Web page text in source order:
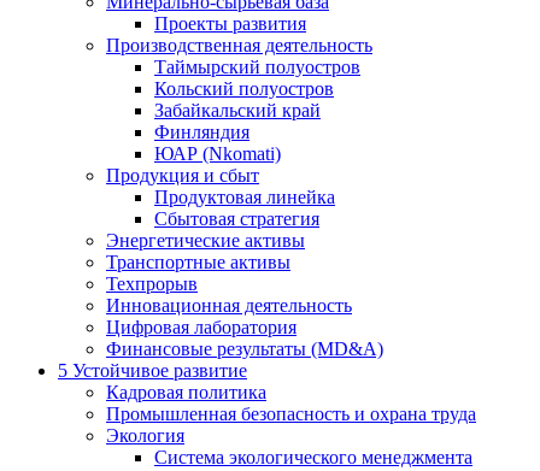
Проекты развития
Производственная деятельность
Таймырский полуостров
Кольский полуостров
Забайкальский край
Финляндия
ЮАР (Nkomati)
Продукция и сбыт
Продуктовая линейка
Сбытовая стратегия
Энергетические активы
Транспортные активы
Техпрорыв
Инновационная деятельность
Цифровая лаборатория
Финансовые результаты (MD&A)
5 Устойчивое развитие
Кадровая политика
Промышленная безопасность и охрана труда
Экология
Система экологического менеджмента